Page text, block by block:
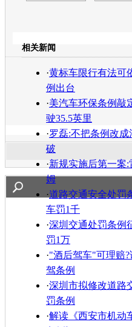
相关新闻
·黄标车限行有法可
例出台
·美汽车环保条例敲
驶35.5英里
·罗磊:不把条例改
破
·新规实施后第一案
姆
·道路交通安全处罚
车罚1千
·深圳交通处罚条例
罚1万
·"酒后驾车"可理赔
驾条例
·深圳市拟修改道路
罚条例
·解读《西安市机动